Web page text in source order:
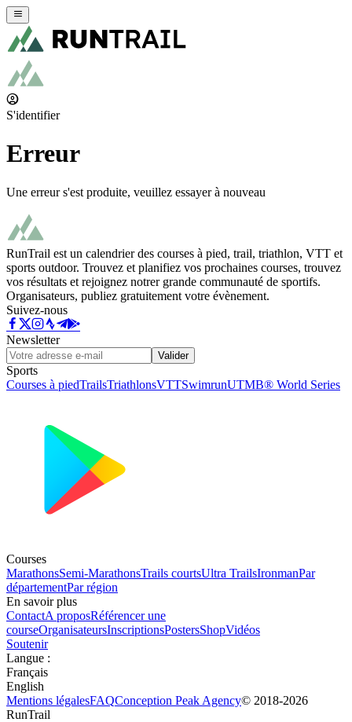
S'identifier
Erreur
Une erreur s'est produite, veuillez essayer à nouveau
RunTrail est un calendrier des courses à pied, trail, triathlon, VTT et
sports outdoor. Trouvez et planifiez vos prochaines courses, trouvez
vos résultats et rejoignez notrer grande communauté de sportifs.
Organisateurs, publiez gratuitement votre évènement.
Suivez-nous
Newsletter
Valider
Sports
Courses à piedTrailsTriathlonsVTTSwimrunUTMB® World Series
Courses
MarathonsSemi-MarathonsTrails courtsUltra TrailsIronmanPar
départementPar région
En savoir plus
ContactA proposRéférencer une
courseOrganisateursInscriptionsPostersShopVidéos
Soutenir
Langue :
Français
English
Mentions légalesFAQConception Peak Agency© 2018-2026
RunTrail